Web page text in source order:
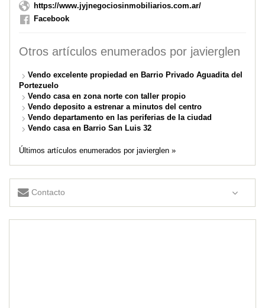
https://www.jyjnegociosinmobiliarios.com.ar/
Facebook
Otros artículos enumerados por javierglen
Vendo excelente propiedad en Barrio Privado Aguadita del
Portezuelo
Vendo casa en zona norte con taller propio
Vendo deposito a estrenar a minutos del centro
Vendo departamento en las periferias de la ciudad
Vendo casa en Barrio San Luis 32
Últimos artículos enumerados por javierglen »
Contacto